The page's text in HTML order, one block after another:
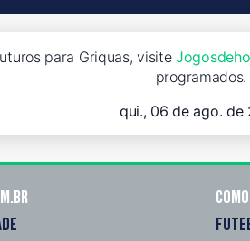
para Griquas, visite
programados.
qui., 06 de ago. de